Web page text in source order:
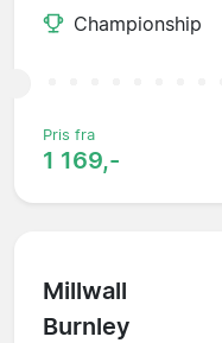
Championship
Pris fra
1 169,-
Millwall
Burnley